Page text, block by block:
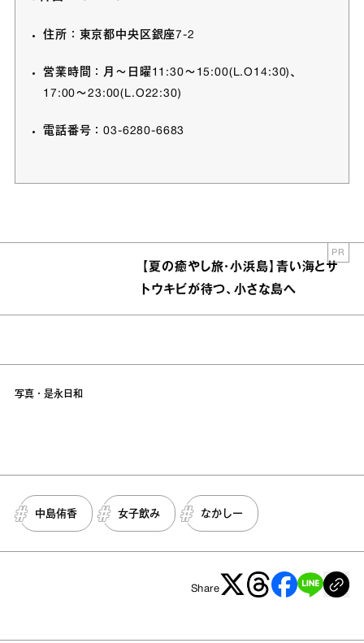
住所：東京都中央区銀座7-2
営業時間：月〜日曜11:30〜15:00(L.O14:30)、
17:00〜23:00(L.O22:30)
電話番号：03-6280-6683
【夏の癒やし旅・小浜島】青い海とサ
トウキビが待つ、小さな島へ
PR
写真・是永日和
中島侑香 女子飲み なかしー
Share